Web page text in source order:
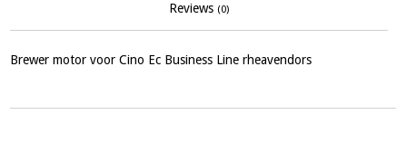
Reviews (0)
Brewer motor voor Cino Ec Business Line rheavendors